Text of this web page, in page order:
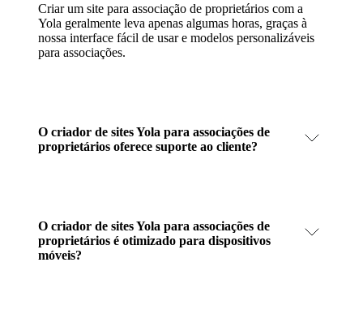
Criar um site para associação de proprietários com a
Yola geralmente leva apenas algumas horas, graças à
nossa interface fácil de usar e modelos personalizáveis
para associações.
O criador de sites Yola para associações de
proprietários oferece suporte ao cliente?
O criador de sites Yola para associações de
proprietários é otimizado para dispositivos
móveis?